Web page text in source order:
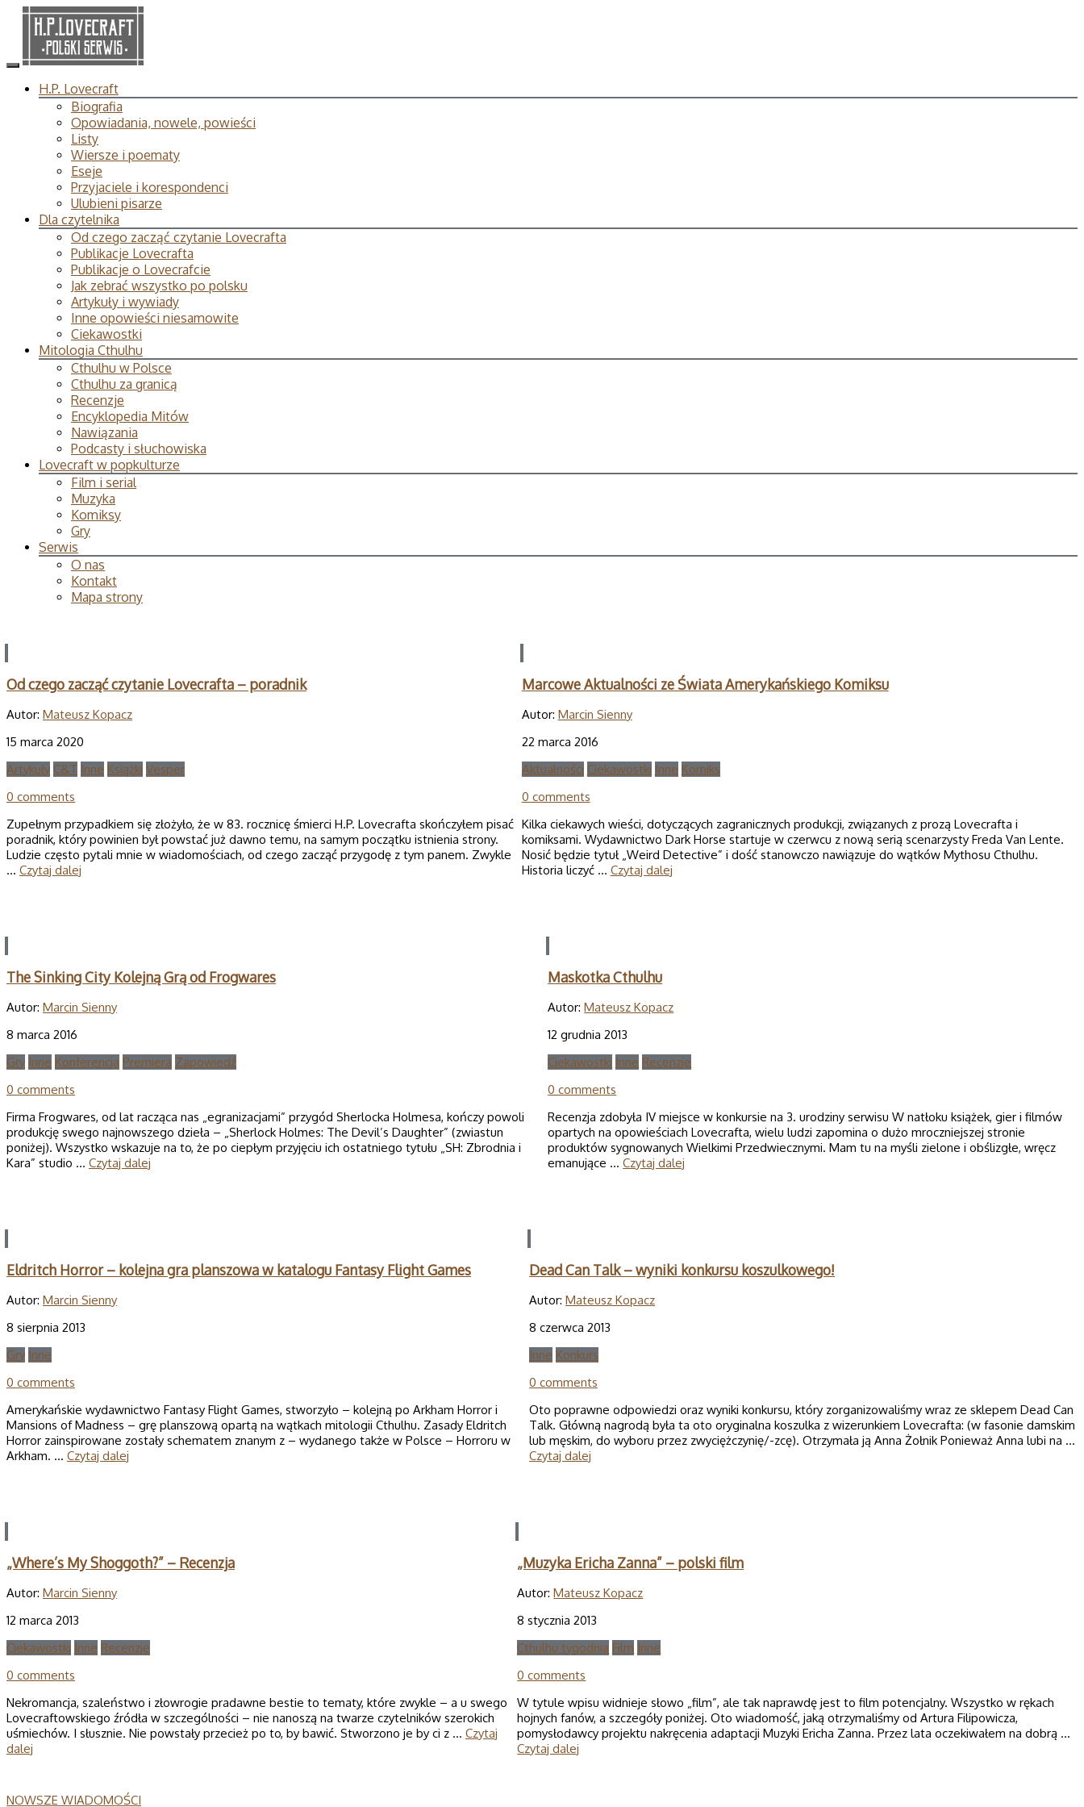
H.P. Lovecraft
Biografia
Opowiadania, nowele, powieści
Listy
Wiersze i poematy
Eseje
Przyjaciele i korespondenci
Ulubieni pisarze
Dla czytelnika
Od czego zacząć czytanie Lovecrafta
Publikacje Lovecrafta
Publikacje o Lovecrafcie
Jak zebrać wszystko po polsku
Artykuły i wywiady
Inne opowieści niesamowite
Ciekawostki
Mitologia Cthulhu
Cthulhu w Polsce
Cthulhu za granicą
Recenzje
Encyklopedia Mitów
Nawiązania
Podcasty i słuchowiska
Lovecraft w popkulturze
Film i serial
Muzyka
Komiksy
Gry
Serwis
O nas
Kontakt
Mapa strony
Od czego zacząć czytanie Lovecrafta – poradnik
Autor: Mateusz Kopacz
15 marca 2020
Artykuły C&T Inne Książki Vesper
0 comments
Zupełnym przypadkiem się złożyło, że w 83. rocznicę śmierci H.P. Lovecrafta skończyłem pisać
poradnik, który powinien był powstać już dawno temu, na samym początku istnienia strony.
Ludzie często pytali mnie w wiadomościach, od czego zacząć przygodę z tym panem. Zwykle
… Czytaj dalej
Marcowe Aktualności ze Świata Amerykańskiego Komiksu
Autor: Marcin Sienny
22 marca 2016
Aktualności Ciekawostki Inne Komiks
0 comments
Kilka ciekawych wieści, dotyczących zagranicznych produkcji, związanych z prozą Lovecrafta i
komiksami. Wydawnictwo Dark Horse startuje w czerwcu z nową serią scenarzysty Freda Van Lente.
Nosić będzie tytuł „Weird Detective” i dość stanowczo nawiązuje do wątków Mythosu Cthulhu.
Historia liczyć … Czytaj dalej
The Sinking City Kolejną Grą od Frogwares
Autor: Marcin Sienny
8 marca 2016
Gry Inne Konferencja Premiera Zapowiedź
0 comments
Firma Frogwares, od lat racząca nas „egranizacjami” przygód Sherlocka Holmesa, kończy powoli
produkcję swego najnowszego dzieła – „Sherlock Holmes: The Devil’s Daughter” (zwiastun
poniżej). Wszystko wskazuje na to, że po ciepłym przyjęciu ich ostatniego tytułu „SH: Zbrodnia i
Kara” studio … Czytaj dalej
Maskotka Cthulhu
Autor:Mateusz Kopacz
12 grudnia 2013
Ciekawostki Inne Recenzje
0 comments
Recenzja zdobyła IV miejsce w konkursie na 3. urodziny serwisu W natłoku książek, gier i filmów
opartych na opowieściach Lovecrafta, wielu ludzi zapomina o dużo mroczniejszej stronie
produktów sygnowanych Wielkimi Przedwiecznymi. Mam tu na myśli zielone i obślizgłe, wręcz
emanujące …Czytaj dalej
Eldritch Horror – kolejna gra planszowa w katalogu Fantasy Flight Games
Autor: Marcin Sienny
8 sierpnia 2013
Gry Inne
0 comments
Amerykańskie wydawnictwo Fantasy Flight Games, stworzyło – kolejną po Arkham Horror i
Mansions of Madness – grę planszową opartą na wątkach mitologii Cthulhu. Zasady Eldritch
Horror zainspirowane zostały schematem znanym z – wydanego także w Polsce – Horroru w
Arkham. … Czytaj dalej
Dead Can Talk – wyniki konkursu koszulkowego!
Autor: Mateusz Kopacz
8 czerwca 2013
Inne Konkurs
0 comments
Oto poprawne odpowiedzi oraz wyniki konkursu, który zorganizowaliśmy wraz ze sklepem Dead Can
Talk. Główną nagrodą była ta oto oryginalna koszulka z wizerunkiem Lovecrafta: (w fasonie damskim
lub męskim, do wyboru przez zwyciężczynię/-zcę). Otrzymała ją Anna Żołnik Ponieważ Anna lubi na …
Czytaj dalej
„Where’s My Shoggoth?” – Recenzja
Autor: Marcin Sienny
12 marca 2013
Ciekawostki Inne Recenzje
0 comments
Nekromancja, szaleństwo i złowrogie pradawne bestie to tematy, które zwykle – a u swego
Lovecraftowskiego źródła w szczególności – nie nanoszą na twarze czytelników szerokich
uśmiechów. I słusznie. Nie powstały przecież po to, by bawić. Stworzono je by ci z … Czytaj
dalej
„Muzyka Ericha Zanna” – polski film
Autor:Mateusz Kopacz
8 stycznia 2013
Cthulhu tygodnia Film Inne
0 comments
W tytule wpisu widnieje słowo „film”, ale tak naprawdę jest to film potencjalny. Wszystko w rękach
hojnych fanów, a szczegóły poniżej. Oto wiadomość, jaką otrzymaliśmy od Artura Filipowicza,
pomysłodawcy projektu nakręcenia adaptacji Muzyki Ericha Zanna. Przez lata oczekiwałem na dobrą …
Czytaj dalej
NOWSZE WIADOMOŚCI